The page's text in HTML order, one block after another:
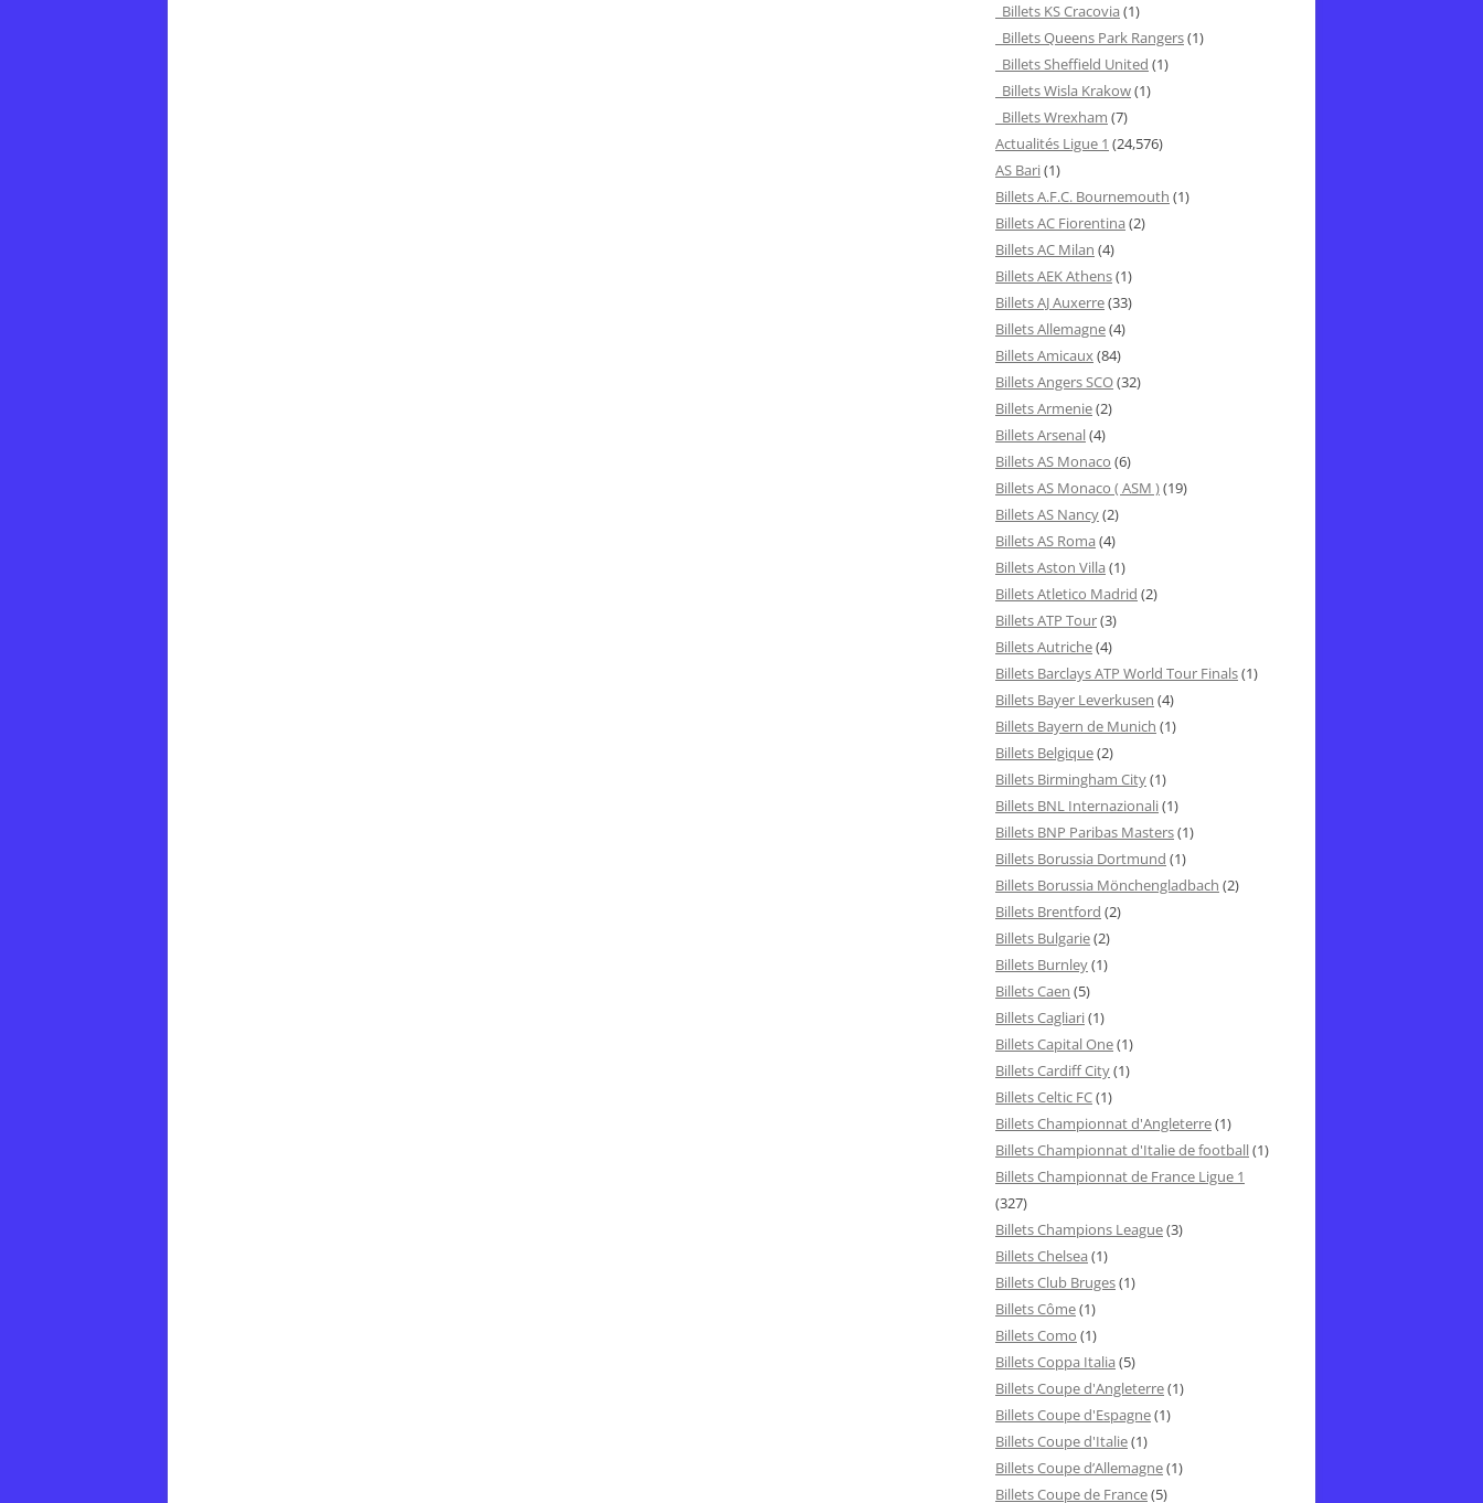
Billets KS Cracovia (1)
Billets Queens Park Rangers(1)
Billets Sheffield United (1)
Billets Wisla Krakow(1)
Billets Wrexham (7)
Actualités Ligue 1 (24,576)
AS Bari(1)
Billets A.F.C. Bournemouth (1)
Billets AC Fiorentina (2)
Billets AC Milan (4)
Billets AEK Athens(1)
Billets AJ Auxerre(33)
Billets Allemagne(4)
Billets Amicaux(84)
Billets Angers SCO(32)
Billets Armenie(2)
Billets Arsenal(4)
Billets AS Monaco (6)
Billets AS Monaco ( ASM )(19)
Billets AS Nancy(2)
Billets AS Roma (4)
Billets Aston Villa (1)
Billets Atletico Madrid (2)
Billets ATP Tour(3)
Billets Autriche(4)
Billets Barclays ATP World Tour Finals(1)
Billets Bayer Leverkusen (4)
Billets Bayern de Munich (1)
Billets Belgique(2)
Billets Birmingham City(1)
Billets BNL Internazionali(1)
Billets BNP Paribas Masters(1)
Billets Borussia Dortmund (1)
Billets Borussia Mönchengladbach (2)
Billets Brentford (2)
Billets Bulgarie(2)
Billets Burnley(1)
Billets Caen (5)
Billets Cagliari(1)
Billets Capital One(1)
Billets Cardiff City(1)
Billets Celtic FC(1)
Billets Championnat d'Angleterre(1)
Billets Championnat d'Italie de football(1)
Billets Championnat de France Ligue 1
(327)
Billets Champions League(3)
Billets Chelsea (1)
Billets Club Bruges(1)
Billets Côme(1)
Billets Como (1)
Billets Coppa Italia (5)
Billets Coupe d'Angleterre(1)
Billets Coupe d'Espagne(1)
Billets Coupe d'Italie(1)
Billets Coupe d’Allemagne(1)
Billets Coupe de France(5)